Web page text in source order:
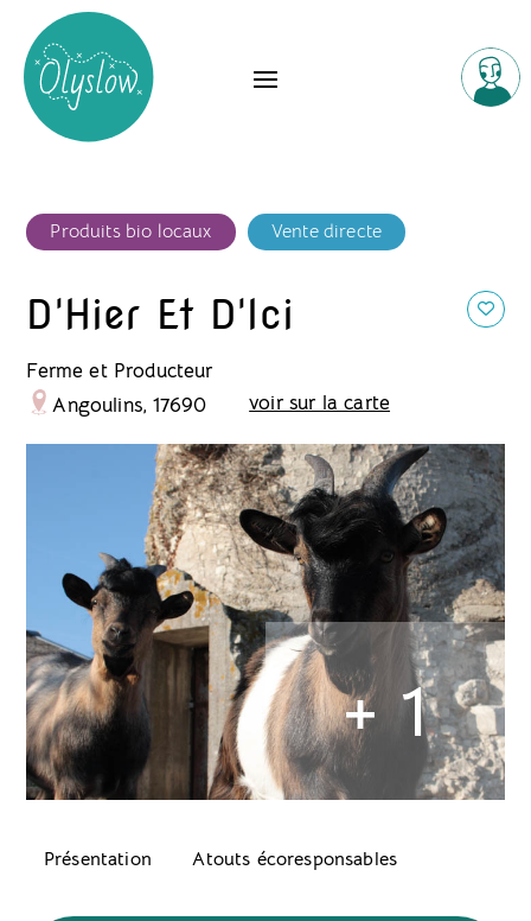
Produits bio locaux Vente directe
D'Hier Et D'Ici
Ferme et Producteur
Angoulins, 17690
voir sur la carte
+ 1
Présentation Atouts écoresponsables